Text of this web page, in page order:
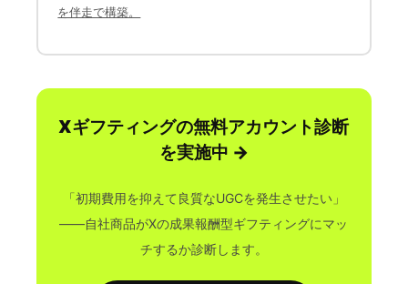
を伴走で構築。
Xギフティングの無料アカウント診断
を実施中 →
「初期費用を抑えて良質なUGCを発生させたい」
——自社商品がXの成果報酬型ギフティングにマッ
チするか診断します。